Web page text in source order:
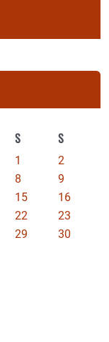
S S
1
2
8
9
15
16
22
23
29
30